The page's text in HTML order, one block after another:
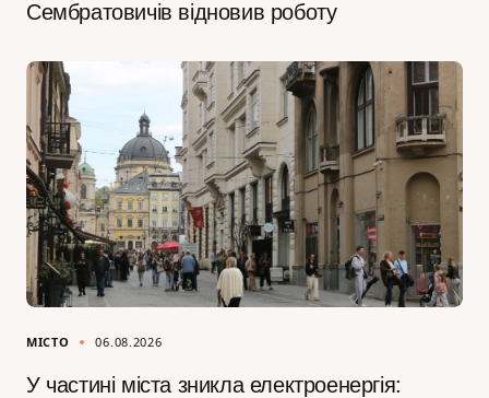
Сембратовичів відновив роботу
МІСТО 06.08.2026
У частині міста зникла електроенергія: